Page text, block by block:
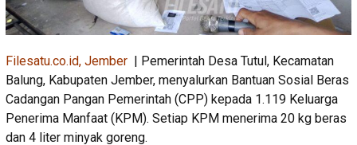
Filesatu.co.id, Jember | Pemerintah Desa Tutul, Kecamatan
Balung, Kabupaten Jember, menyalurkan Bantuan Sosial Beras
Cadangan Pangan Pemerintah (CPP) kepada 1.119 Keluarga
Penerima Manfaat (KPM). Setiap KPM menerima 20 kg beras
dan 4 liter minyak goreng.